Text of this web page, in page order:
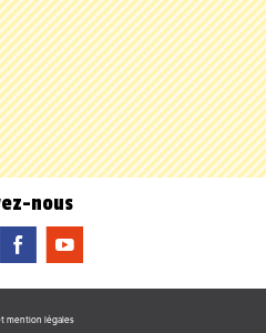
nous
b f
mention légales